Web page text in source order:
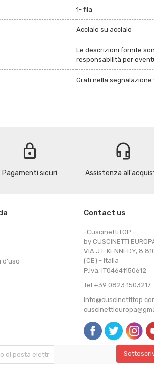
1- fila
Acciaio su acciaio
Le descrizioni fornite
responsabilità per
Grati nella segnalazione
lock
Pagamenti sicuri
headset_mic
Assistenza
d'uso
Contact us
-CuscinettiTOP -
by CUSCINETTI
VIA J F KENNEDY, 8
(CE) - Italia
P.Iva: IT04641150612
Tel +39 0823 1503217